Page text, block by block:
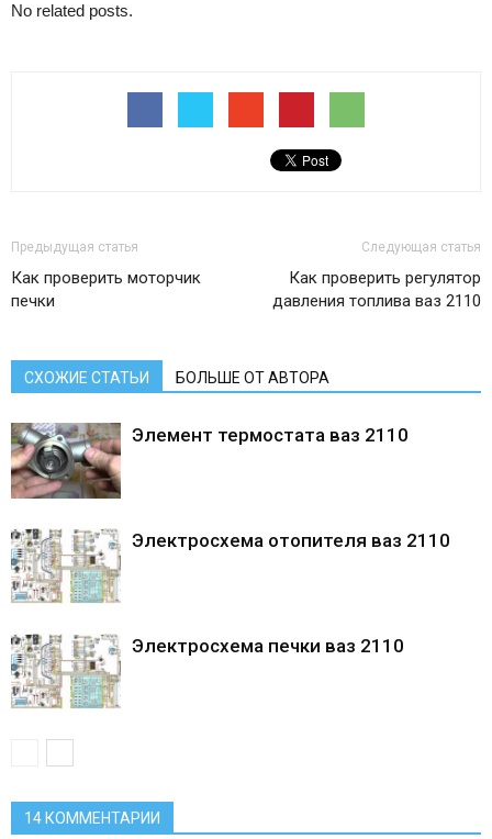
No related posts.
Предыдущая статья
Как проверить моторчик
печки
Следующая статья
Как проверить регулятор
давления топлива ваз 2110
СХОЖИЕ СТАТЬИ БОЛЬШЕ ОТ АВТОРА
Элемент термостата ваз 2110
Электросхема отопителя ваз 2110
Электросхема печки ваз 2110
14 КОММЕНТАРИИ